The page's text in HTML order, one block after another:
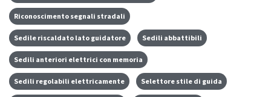
Riconoscimento segnali stradali
Sedile riscaldato lato guidatore Sedili abbattibili
Sedili anteriori elettrici con memoria
Sedili regolabili elettricamente Selettore stile di guida